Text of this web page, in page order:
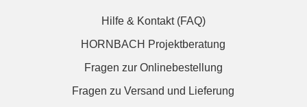
Hilfe & Kontakt (FAQ)
HORNBACH Projektberatung
Fragen zur Onlinebestellung
Fragen zu Versand und Lieferung